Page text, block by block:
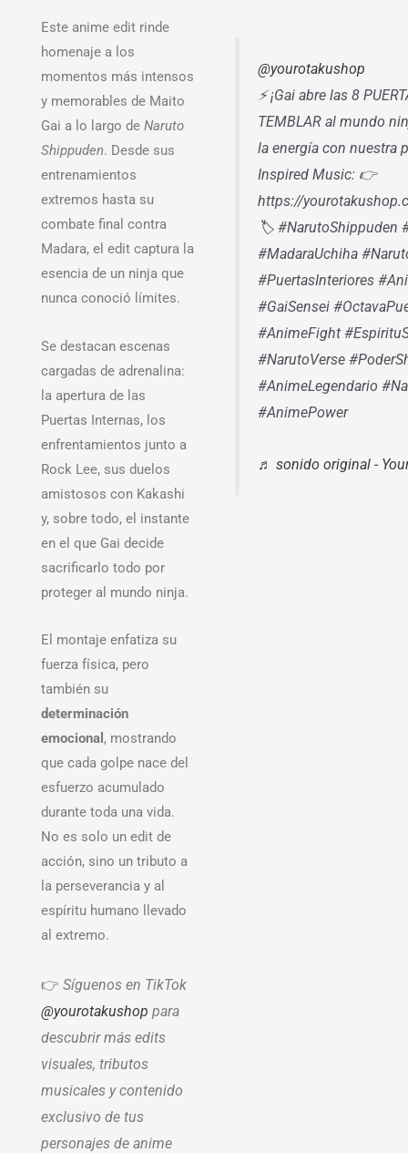
Este anime edit rinde
homenaje a los
momentos más intensos
y memorables de Maito
Gai a lo largo de Naruto
Shippuden. Desde sus
entrenamientos
extremos hasta su
combate final contra
Madara, el edit captura la
esencia de un ninja que
nunca conoció límites.
Se destacan escenas
cargadas de adrenalina:
la apertura de las
Puertas Internas, los
enfrentamientos junto a
Rock Lee, sus duelos
amistosos con Kakashi
y, sobre todo, el instante
en el que Gai decide
sacrificarlo todo por
proteger al mundo ninja.
El montaje enfatiza su
fuerza física, pero
también su
determinación
emocional , mostrando
que cada golpe nace del
esfuerzo acumulado
durante toda una vida.
No es solo un edit de
acción, sino un tributo a
la perseverancia y al
espíritu humano llevado
al extremo.
👉 Síguenos en TikTok
@yourotakushop para
descubrir más edits
visuales, tributos
musicales y contenido
exclusivo de tus
personajes de anime
@yourotakushop
⚡ ¡Gai abre las 8
TEMBLAR al mundo
la energía con nuestra
Inspired Music: 👉
https://
🏷 #NarutoShippuden
#MadaraUchiha
#PuertasInteriores
#GaiSensei
#AnimeFight
#NarutoVerse
#AnimeLegendario
#AnimePower
♬ sonido original -